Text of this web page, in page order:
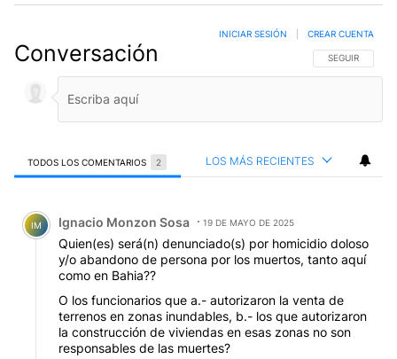
Conversación SIGA ESTA
SEGUIR
INICIAR SESIÓN CREAR CUENTA
TODOS LOS COMENTARIOS 2 LOS MÁS RECIENTES
Comentario de Ignacio Monzon Sosa.
IM Ignacio Monzon Sosa 19 DE MAYO DE 2025
Quien(es) será(n) denunciado(s) por homicidio doloso
y/o abandono de persona por los muertos, tanto aquí
como en Bahia??
O los funcionarios que a.- autorizaron la venta de
terrenos en zonas inundables, b.- los que autorizaron
la construcción de viviendas en esas zonas no son
responsables de las muertes?